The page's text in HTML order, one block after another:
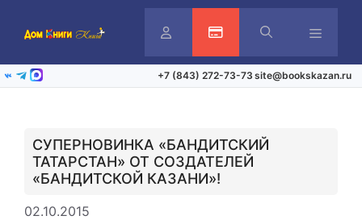
ЛичныйАктивация карты
ВКонтакте
Telegram
Max +7 (843) 272-73-73 site@bookskazan.ru
СУПЕРНОВИНКА «БАНДИТСКИЙ
ТАТАРСТАН» ОТ СОЗДАТЕЛЕЙ
«БАНДИТСКОЙ КАЗАНИ»!
02.10.2015